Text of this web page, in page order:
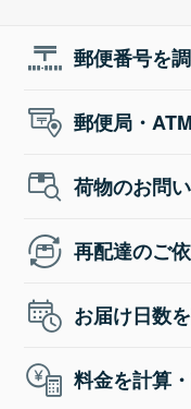
郵便番号を
郵便局・
荷物のお問
再配達のご
お届け日数
料金を計算